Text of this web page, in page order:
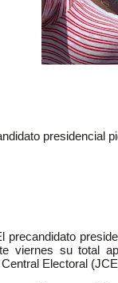
presidencial
precandidato
viernes su total
Electoral